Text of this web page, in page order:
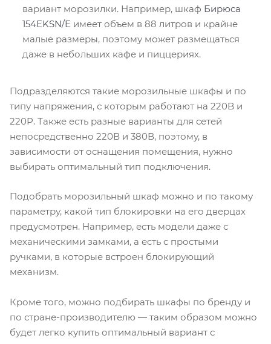
вариант морозилки. Например, шкаф Бирюса
154EKSN/Е имеет объем в 88 литров и крайне
малые размеры, поэтому может размещаться
даже в небольших кафе и пиццериях.
Подразделяются такие морозильные шкафы и по
типу напряжения, с которым работают на 220B и
220P. Также есть разные варианты для сетей
непосредственно 220В и 380В, поэтому, в
зависимости от оснащения помещения, нужно
выбирать оптимальный тип подключения.
Подобрать морозильный шкаф можно и по такому
параметру, какой тип блокировки на его дверцах
предусмотрен. Например, есть модели даже с
механическими замками, а есть с простыми
ручками, в которые встроен блокирующий
механизм.
Кроме того, можно подбирать шкафы по бренду и
по стране-производителю — таким образом можно
будет легко купить оптимальный вариант с